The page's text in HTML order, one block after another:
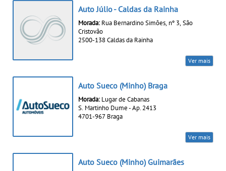
Auto Júlio - Caldas da Rainha
Morada: Rua Bernardino Simões, nº 3, São
Cristovão
2500-138 Caldas da Rainha
Ver mais
Auto Sueco (Minho) Braga
Morada: Lugar de Cabanas
S. Martinho Dume - Ap. 2413
4701-967 Braga
Ver mais
Auto Sueco (Minho) Guimarães